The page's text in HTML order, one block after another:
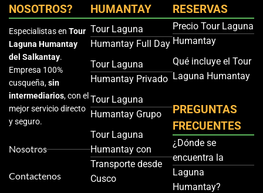
NOSOTROS?
Especialistas en Tour
Laguna Humantay
del Salkantay.
Empresa 100%
cusqueña,sin
intermediarios, con el
mejor servicio directo
y seguro.
Nosotros
Contactenos
HUMANTAY
Tour Laguna
Humantay Full Day
Tour Laguna
Humantay Privado
Tour Laguna
Humantay Grupo
Tour Laguna
Humantay con
Transporte desde
Cusco
RESERVAS
Precio Tour Laguna
Humantay
Qué incluye el Tour
Laguna Humantay
PREGUNTAS
FRECUENTES
¿Dónde se
encuentra la
Laguna
Humantay?